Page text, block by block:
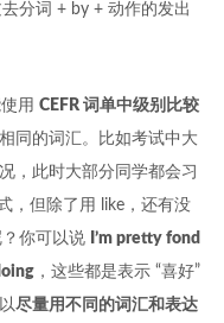
分词 + by + 动作的发出
用 CEFR 词单中级别比较
同的词汇。比如考试中大
，此时大部分同学都会习
，但除了用 like，还有没
你可以说 I’m pretty fond
，这些都是表示 “喜好”
尽量用不同的词汇和表达